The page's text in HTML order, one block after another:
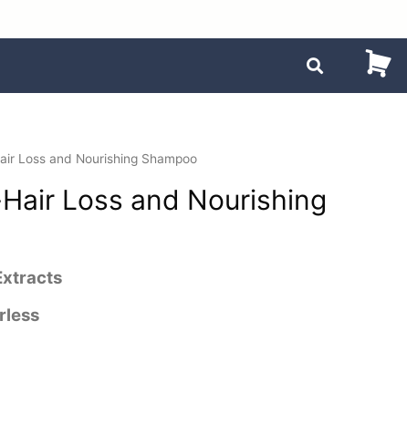
Loss and Nourishing Shampoo
Loss and Nourishing